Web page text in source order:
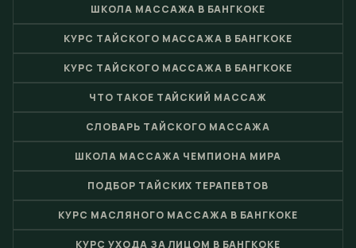
ШКОЛА МАССАЖА В БАНГКОКЕ
КУРС ТАЙСКОГО МАССАЖА В БАНГКОКЕ
КУРС ТАЙСКОГО МАССАЖА В БАНГКОКЕ
ЧТО ТАКОЕ ТАЙСКИЙ МАССАЖ
СЛОВАРЬ ТАЙСКОГО МАССАЖА
ШКОЛА МАССАЖА ЧЕМПИОНА МИРА
ПОДБОР ТАЙСКИХ ТЕРАПЕВТОВ
КУРС МАСЛЯНОГО МАССАЖА В БАНГКОКЕ
КУРС УХОДА ЗА ЛИЦОМ В БАНГКОКЕ